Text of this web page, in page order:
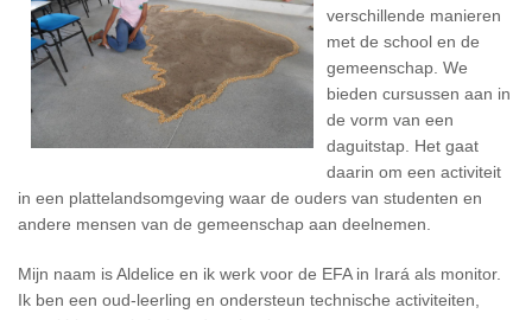
verschillende manieren
met de school en de
gemeenschap. We
bieden cursussen aan in
de vorm van een
daguitstap. Het gaat
daarin om een activiteit
in een plattelandsomgeving waar de ouders van studenten en
andere mensen van de gemeenschap aan deelnemen.
Mijn naam is Aldelice en ik werk voor de EFA in Irará als monitor.
Ik ben een oud-leerling en ondersteun technische activiteiten,